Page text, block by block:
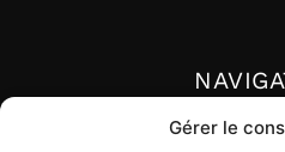
Gérer le